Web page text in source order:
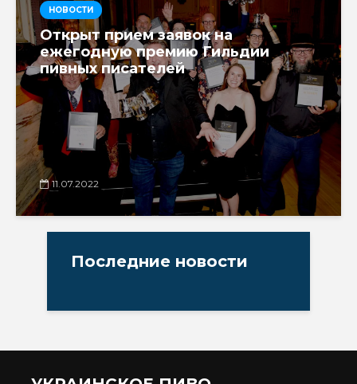
НОВОСТИ
Открыт прием заявок на
ежегодную премию Гильдии
пивных писателей
11.07.2022
Последние новости